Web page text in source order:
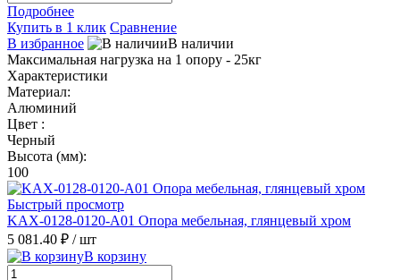
Подробнее
Купить в 1 клик Сравнение
В избранное
В наличии
Максимальная нагрузка на 1 опору - 25кг
Характеристики
Материал:
Алюминий
Цвет :
Черный
Высота (мм):
100
Быстрый просмотр
KAX-0128-0120-A01 Опора мебельная, глянцевый хром
5 081.40 ₽ / шт
В корзину